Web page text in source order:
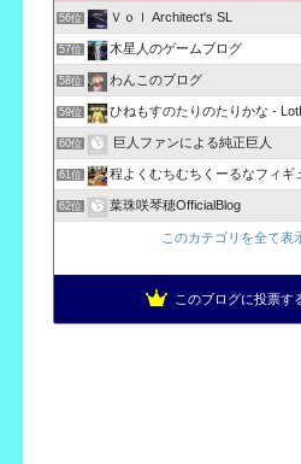
56位 Ｖｏｌ Architect's SL
57位 木星人のゲームブログ
58位 わんこのブログ
59位 ひねもすのたりのたりかな -
60位 巨人ファンによる純正巨人
61位 程よくむちむちくーるなフィギ
62位 葉珠咲琴穂OfficialBlog
このカテゴリを全て表
このブログに投票す